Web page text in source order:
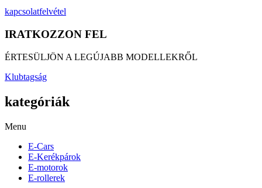
kapcsolatfelvétel
IRATKOZZON FEL
ÉRTESÜLJÖN A LEGÚJABB MODELLEKRŐL
Klubtagság
kategóriák
Menu
E-Cars
E-Kerékpárok
E-motorok
E-rollerek